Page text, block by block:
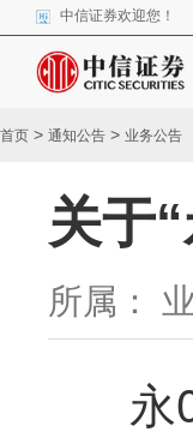
中信证券欢迎您！
首页 > 通知公告 > 业务公告
关于
所属：
永